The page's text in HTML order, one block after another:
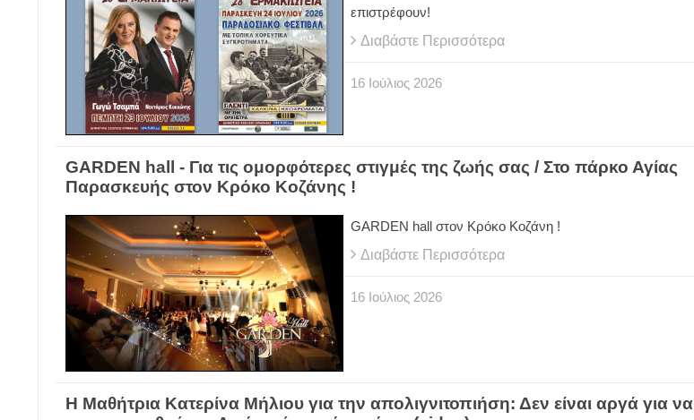
επιστρέφουν!
Διαβάστε Περισσότερα
16 Ιούλιος 2026
GARDEN hall - Για τις ομορφότερες στιγμές της ζωής σας / Στο πάρκο Αγίας
Παρασκευής στον Κρόκο Κοζάνης !
GARDEN hall στον Κρόκο Κοζάνη !
Διαβάστε Περισσότερα
16 Ιούλιος 2026
H Μαθήτρια Κατερίνα Μήλιου για την απολιγνιτοπιήση: Δεν είναι αργά για να